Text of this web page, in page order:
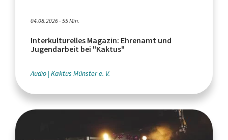
04.08.2026 - 55 Min.
Interkulturelles Magazin: Ehrenamt und
Jugendarbeit bei "Kaktus"
Audio Kaktus Münster e. V.